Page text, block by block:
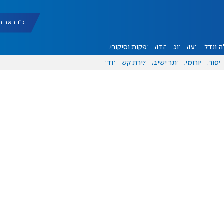
כ"ו באב
ונדל"ן דעות אוכל יהדות הפקות וסיקורים
ספורט פורומים אתר ישיבה יצירת קשר עוד